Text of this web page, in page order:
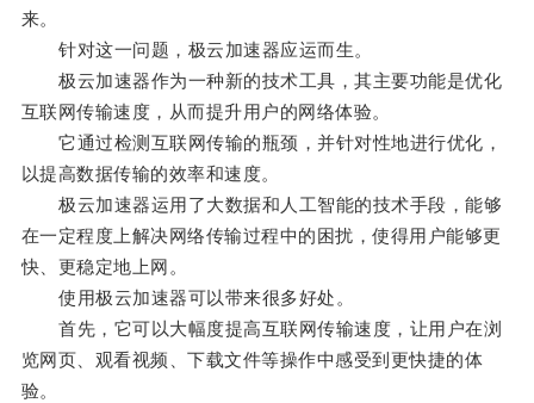
来。
针对这一问题，极云加速器应运而生。
极云加速器作为一种新的技术工具，其主要功能是优化
互联网传输速度，从而提升用户的网络体验。
它通过检测互联网传输的瓶颈，并针对性地进行优化，
以提高数据传输的效率和速度。
极云加速器运用了大数据和人工智能的技术手段，能够
在一定程度上解决网络传输过程中的困扰，使得用户能够更
快、更稳定地上网。
使用极云加速器可以带来很多好处。
首先，它可以大幅度提高互联网传输速度，让用户在浏
览网页、观看视频、下载文件等操作中感受到更快捷的体
验。